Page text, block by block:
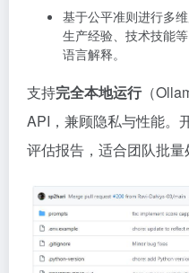
基于公平准则进行多
生产经验、技术技能
语言解释。
支持完全本地运行（
API，兼顾隐私与性能。
评估报告，适合团队批量